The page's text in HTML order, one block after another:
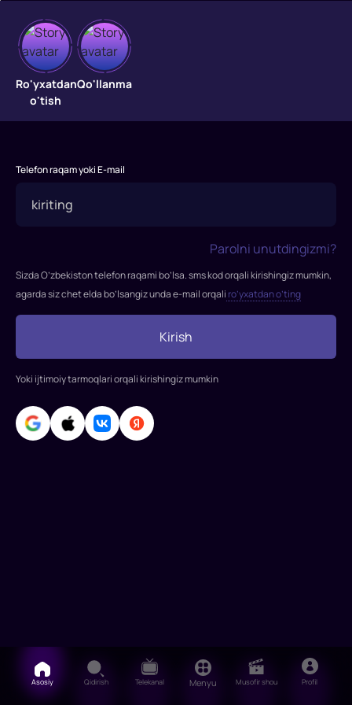
Jaloliddin
Ahmadaliyev:
yalinmayman
Jaloliddin
Ahmadaliyev:
Ro'yxatdan
o'tish
Qo'llanma
Telefon raqam yoki E-mail
Parolni unutdingizmi?
Sizda O’zbekiston telefon raqami bo’lsa. sms kod orqali kirishingiz mumkin,
agarda siz chet elda bo’lsangiz unda e-mail orqali ro’yxatdan o’ting
Kirish
Yoki ijtimoiy tarmoqlari orqali kirishingiz mumkin
Asosiy Qidirish Telekanal Menyu Musofir shou Profil